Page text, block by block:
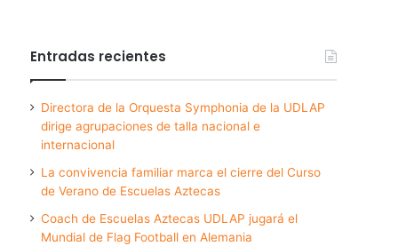
Entradas recientes
Directora de la Orquesta Symphonia de la UDLAP
dirige agrupaciones de talla nacional e
internacional
La convivencia familiar marca el cierre del Curso
de Verano de Escuelas Aztecas
Coach de Escuelas Aztecas UDLAP jugará el
Mundial de Flag Football en Alemania